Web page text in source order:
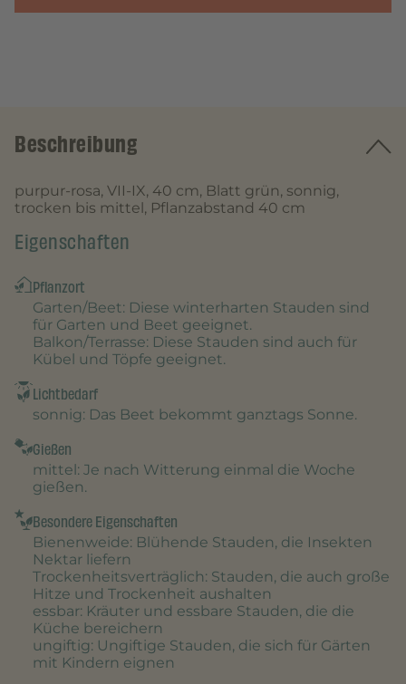
Beschreibung
purpur-rosa, VII-IX, 40 cm, Blatt grün, sonnig,
trocken bis mittel, Pflanzabstand 40 cm
Eigenschaften
Pflanzort
Garten/Beet: Diese winterharten Stauden sind
für Garten und Beet geeignet.
Balkon/Terrasse: Diese Stauden sind auch für
Kübel und Töpfe geeignet.
Lichtbedarf
sonnig: Das Beet bekommt ganztags Sonne.
Gießen
mittel : Je nach Witterung einmal die Woche
gießen.
Besondere Eigenschaften
Bienenweide: Blühende Stauden, die Insekten
Nektar liefern
Trockenheitsverträglich: Stauden, die auch große
Hitze und Trockenheit aushalten
essbar: Kräuter und essbare Stauden, die die
Küche bereichern
ungiftig: Ungiftige Stauden, die sich für Gärten
mit Kindern eignen